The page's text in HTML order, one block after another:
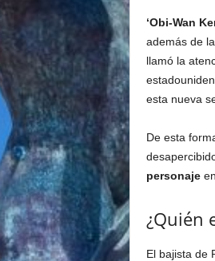
‘Obi-Wan
además de
llamó la
esta nueva
De esta
personaje
¿Quién
El bajista de